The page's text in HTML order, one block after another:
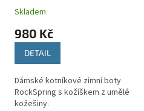
Skladem
980 Kč
DETAIL
Dámské kotníkové zimní boty
RockSpring s kožíškem z umělé
kožešiny.